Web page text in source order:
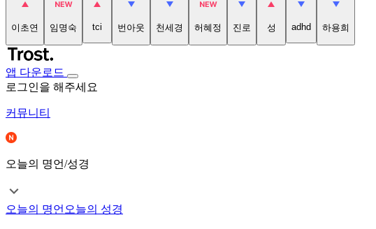
이초연 임명숙 tci 번아웃 천세경 허혜정 진로 성 adhd 하용희
앱 다운로드
로그인을 해주세요
커뮤니티
오늘의 명언/성경
오늘의 명언 오늘의 성경